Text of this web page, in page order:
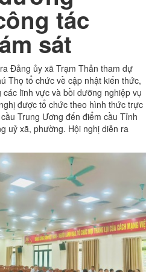
tác
sát
Đảng ủy xã Trạm Thản tham dự
Thọ tổ chức về cập nhật kiến thức,
lĩnh vực và bồi dưỡng nghiệp vụ
được tổ chức theo hình thức trực
Trung Ương đến điểm cầu Tỉnh
uỷ xã, phường. Hội nghị diễn ra